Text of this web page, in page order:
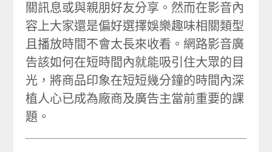
關訊息或與親朋好友分享。然而在影音內
容上大家還是偏好選擇娛樂趣味相關類型
且播放時間不會太長來收看。網路影音廣
告該如何在短時間內就能吸引住大眾的目
光，將商品印象在短短幾分鐘的時間內深
植人心已成為廠商及廣告主當前重要的課
題。